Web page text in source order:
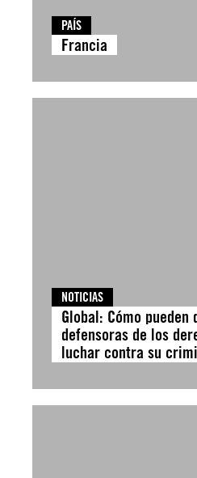
PAÍS
Francia
NOTICIAS
Global: Cómo pueden
defensoras de los
luchar contra su